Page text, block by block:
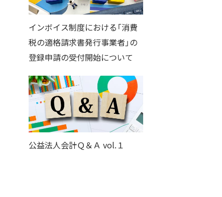
インボイス制度における「消費
税の適格請求書発行事業者」の
登録申請の受付開始について
公益法人会計Ｑ＆Ａ vol.１